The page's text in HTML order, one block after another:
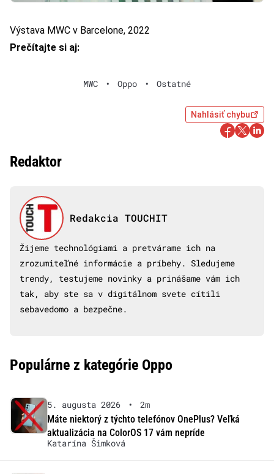
Výstava MWC v Barcelone, 2022
Prečítajte si aj:
MWC • Oppo • Ostatné
Nahlásiť chybu
Redaktor
Redakcia TOUCHIT
Žijeme technológiami a pretvárame ich na
zrozumiteľné informácie a príbehy. Sledujeme
trendy, testujeme novinky a prinášame vám ich
tak, aby ste sa v digitálnom svete cítili
sebavedomo a bezpečne.
Populárne z kategórie Oppo
5. augusta 2026 •
2m
Máte niektorý z týchto telefónov OnePlus? Veľká
aktualizácia na ColorOS 17 vám nepríde
Katarína Šimková